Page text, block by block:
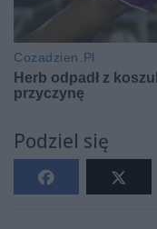
Podziel się